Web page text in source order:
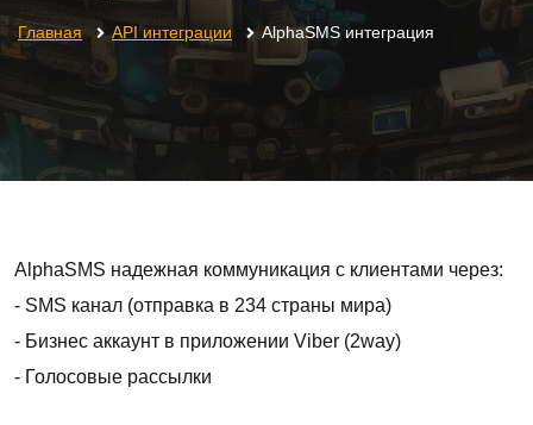
Главная API интеграции AlphaSMS интеграция
AlphaSMS надежная коммуникация с клиентами через:
- SMS канал (отправка в 234 страны мира)
- Бизнес аккаунт в приложении Viber (2way)
- Голосовые рассылки